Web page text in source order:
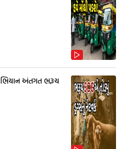
અભિયાન અંતગત ભરૂચ